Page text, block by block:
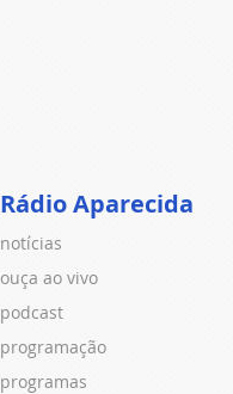
Rádio Aparecida
notícias
ouça ao vivo
podcast
programação
programas